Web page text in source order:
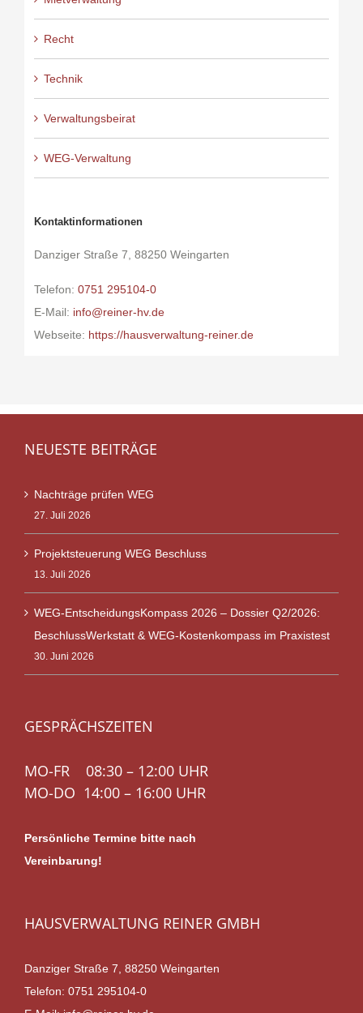
Recht
Technik
Verwaltungsbeirat
WEG-Verwaltung
Kontaktinformationen
Danziger Straße 7, 88250 Weingarten
Telefon: 0751 295104-0
E-Mail: info@reiner-hv.de
Webseite: https://hausverwaltung-reiner.de
NEUESTE BEITRÄGE
Nachträge prüfen WEG
27. Juli 2026
Projektsteuerung WEG Beschluss
13. Juli 2026
WEG-EntscheidungsKompass 2026 – Dossier Q2/2026:
BeschlussWerkstatt & WEG-Kostenkompass im Praxistest
30. Juni 2026
GESPRÄCHSZEITEN
MO-FR 08:30 – 12:00 UHR
MO-DO 14:00 – 16:00 UHR
Persönliche Termine bitte nach
Vereinbarung!
HAUSVERWALTUNG REINER GMBH
Danziger Straße 7, 88250 Weingarten
Telefon: 0751 295104-0